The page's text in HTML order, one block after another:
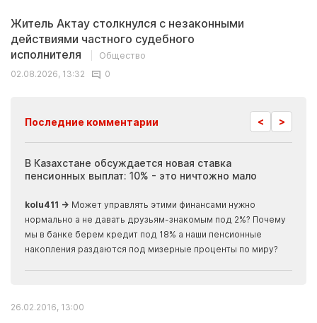
Житель Актау столкнулся с незаконными
действиями частного судебного
исполнителя
Общество
02.08.2026, 13:32
0
Последние комментарии < >
В Казахстане обсуждается новая ставка
пенсионных выплат: 10% - это ничтожно мало
kolu411 → Может управлять этими финансами нужно
нормально а не давать друзьям-знакомым под 2%? Почему
мы в банке берем кредит под 18% а наши пенсионные
накопления раздаются под мизерные проценты по миру?
26.02.2016, 13:00